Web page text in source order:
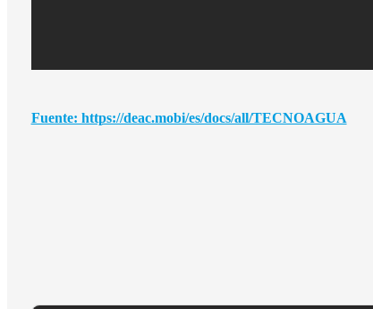
Fuente: https://deac.mobi/es/docs/all/TECNOAGUA